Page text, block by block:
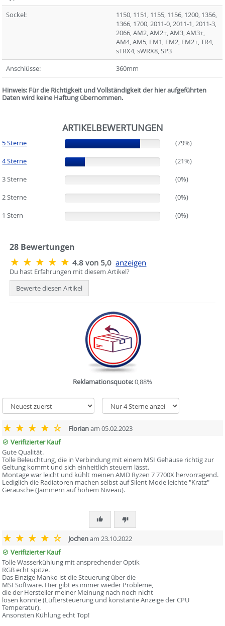
Sockel:
1150, 1151, 1155, 1156, 1200, 1356,
1366, 1700, 2011-0, 2011-1, 2011-3,
2066, AM2, AM2+, AM3, AM3+,
AM4, AM5, FM1, FM2, FM2+, TR4,
sTRX4, sWRX8, SP3
Anschlüsse:
360mm
Hinweis: Für die Richtigkeit und Vollständigkeit der hier aufgeführten
Daten wird keine Haftung übernommen.
ARTIKELBEWERTUNGEN
5 Sterne (79%)
(79%)
4 Sterne
(21%)
(21%)
3 Sterne
(0%)
2 Sterne
(0%)
1 Stern
(0%)
28 Bewertungen
4.8 von 5,0 anzeigen
Du hast Erfahrungen mit diesem Artikel?
Bewerte diesen Artikel
Reklamationsquote:0,88%
Florianam 05.02.2023
Verifizierter Kauf
Gute Qualität.
Tolle Beleuchtung, die in Verbindung mit einem MSI Gehäuse richtig zur
Geltung kommt und sich einheitlich steuern lässt.
Montage war leicht und kühlt meinen AMD Ryzen 7 7700X hervorragend.
Lediglich die Radiatoren machen selbst auf Silent Mode leichte "Kratz"
Geräusche (Jammern auf hohem Niveau).
Jochenam 23.10.2022
Verifizierter Kauf
Tolle Wasserkühlung mit ansprechender Optik
RGB echt spitze.
Das Einzige Manko ist die Steuerung über die
MSI Software. Hier gibt es immer wieder Probleme,
die der Hersteller meiner Meinung nach noch nicht
lösen konnte (Lüftersteuerung und konstante Anzeige der CPU
Temperatur).
Ansonsten Kühlung echt Top!